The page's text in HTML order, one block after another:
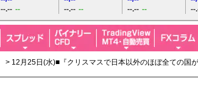
--.-- --
--.-- --
--.-- --
--
> 12月25日(水)■『クリスマスで日本以外のほぼ全ての国